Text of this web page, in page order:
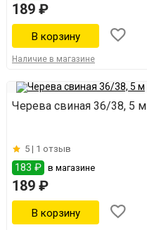
189 ₽
Наличие в магазине
Черева свиная 36/38, 5 м
5 | 1 отзыв
183 ₽ в магазине
189 ₽